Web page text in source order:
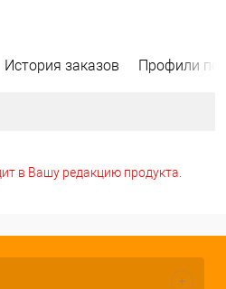
История заказов Профили
в Вашу редакцию продукта.